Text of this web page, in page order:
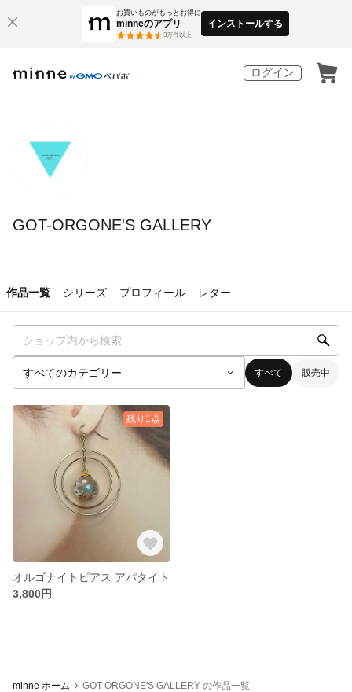
お買いものがもっとお得に
minneのアプリ
3万件以上
インストールする
ログイン
GOT-ORGONE'S GALLERY
作品一覧 シリーズ プロフィール レター
すべて 販売中
残り1点
オルゴナイトピアス アパタイト
3,800円
minne ホーム GOT-ORGONE'S GALLERY の作品一覧